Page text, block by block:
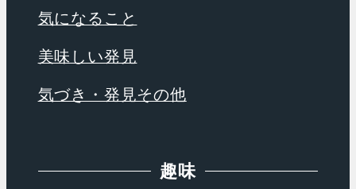
気になること
美味しい発見
気づき・発見その他
趣味